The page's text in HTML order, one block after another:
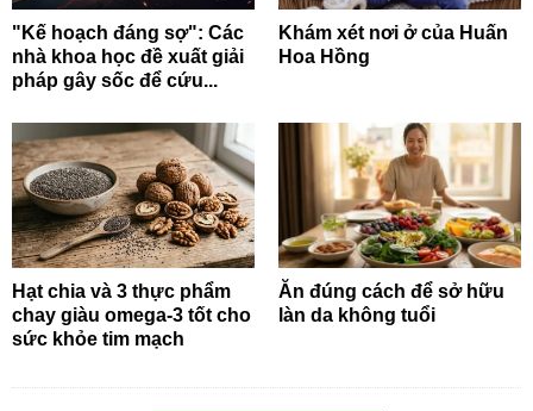
"Kế hoạch đáng sợ": Các
nhà khoa học đề xuất giải
pháp gây sốc để cứu...
Khám xét nơi ở của Huấn
Hoa Hồng
Hạt chia và 3 thực phẩm
chay giàu omega-3 tốt cho
sức khỏe tim mạch
Ăn đúng cách để sở hữu
làn da không tuổi